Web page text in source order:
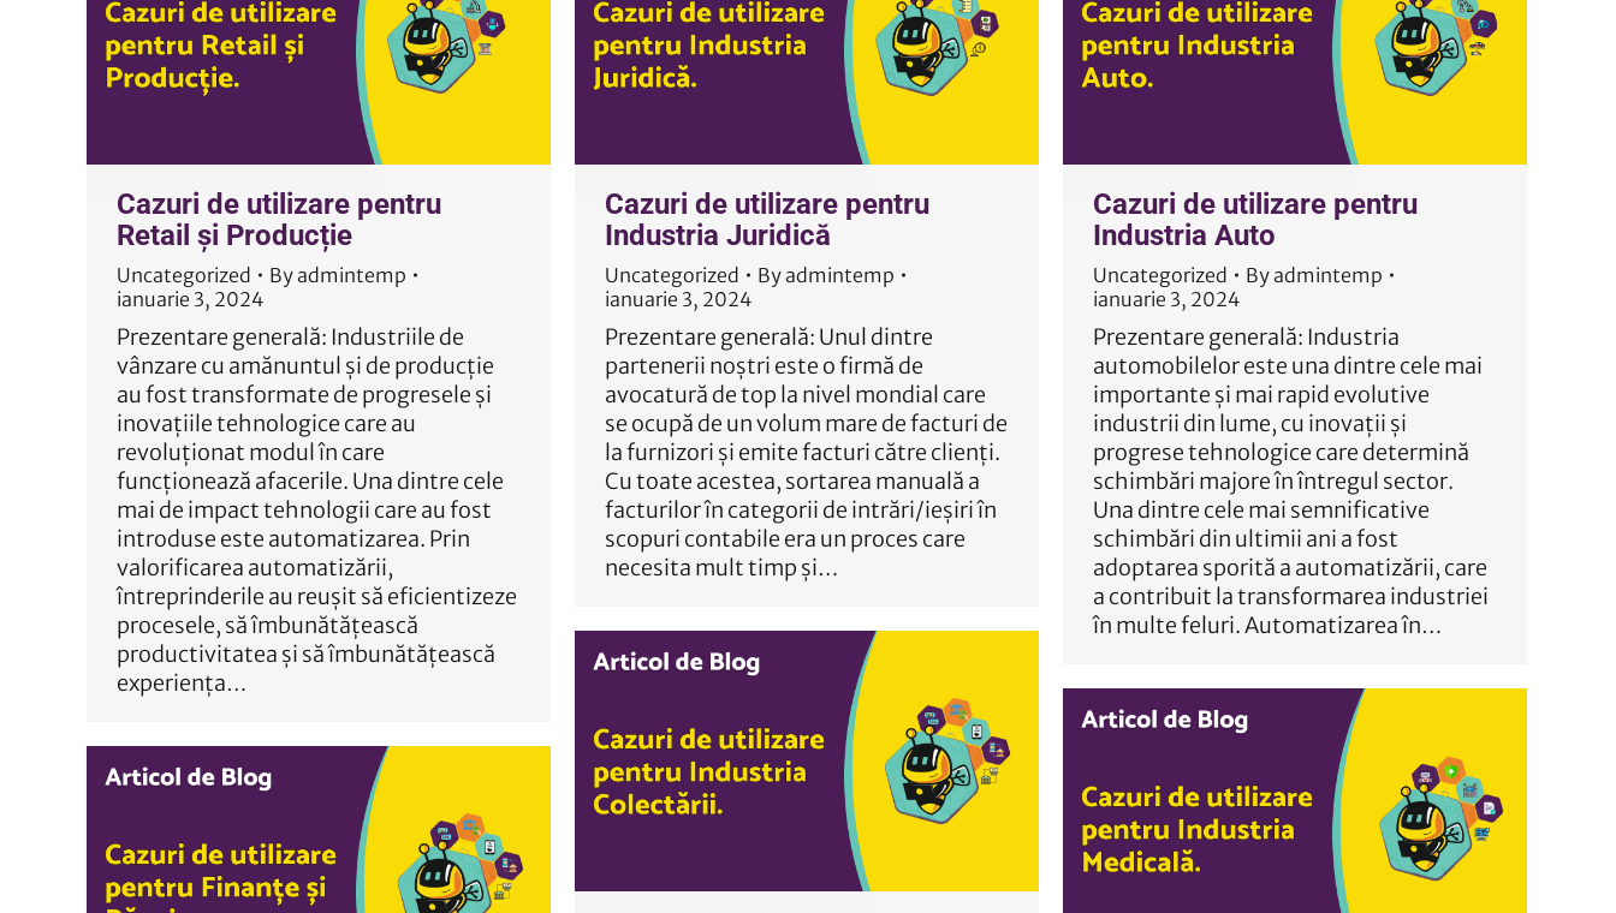
Cazuri de utilizare pentru
Retail și Producție
Uncategorized By admintemp
ianuarie 3, 2024
Prezentare generală: Industriile de
vânzare cu amănuntul și de producție
au fost transformate de progresele și
inovațiile tehnologice care au
revoluționat modul în care
funcționează afacerile. Una dintre cele
mai de impact tehnologii care au fost
introduse este automatizarea. Prin
valorificarea automatizării,
întreprinderile au reușit să eficientizeze
procesele, să îmbunătățească
productivitatea și să îmbunătățească
experiența…
Cazuri de utilizare pentru
Industria Juridică
Uncategorized By admintemp
ianuarie 3, 2024
Prezentare generală: Unul dintre
partenerii noștri este o firmă de
avocatură de top la nivel mondial care
se ocupă de un volum mare de facturi de
la furnizori și emite facturi către clienți.
Cu toate acestea, sortarea manuală a
facturilor în categorii de intrări/ieșiri în
scopuri contabile era un proces care
necesita mult timp și…
Cazuri de utilizare pentru
Industria Auto
Uncategorized By admintemp
ianuarie 3, 2024
Prezentare generală: Industria
automobilelor este una dintre cele mai
importante și mai rapid evolutive
industrii din lume, cu inovații și
progrese tehnologice care determină
schimbări majore în întregul sector.
Una dintre cele mai semnificative
schimbări din ultimii ani a fost
adoptarea sporită a automatizării, care
a contribuit la transformarea industriei
în multe feluri. Automatizarea în…